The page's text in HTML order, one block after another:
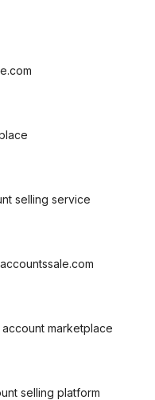
selling service
account marketplace
selling platform